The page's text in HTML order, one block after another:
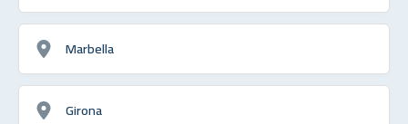
Marbella
Girona